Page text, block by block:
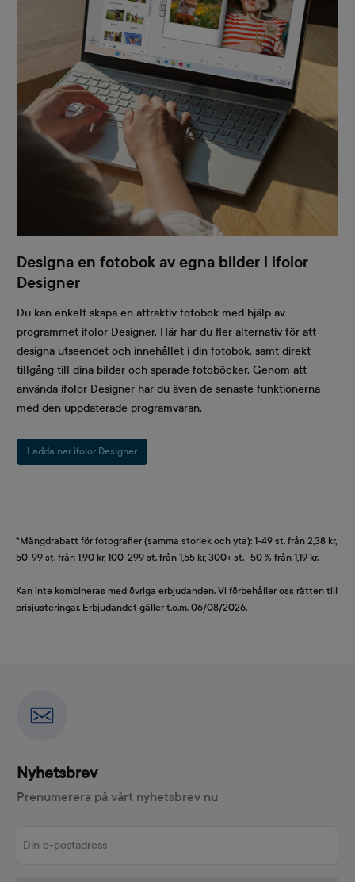
Designa en fotobok av egna bilder i ifolor
Designer
Du kan enkelt skapa en attraktiv fotobok med hjälp av
programmet ifolor Designer. Här har du fler alternativ för att
designa utseendet och innehållet i din fotobok, samt direkt
tillgång till dina bilder och sparade fotoböcker. Genom att
använda ifolor Designer har du även de senaste funktionerna
med den uppdaterade programvaran.
Ladda ner ifolor Designer
*Mängdrabatt för fotografier (samma storlek och yta): 1-49 st. från 2,38 kr,
50-99 st. från 1,90 kr, 100-299 st. från 1,55 kr, 300+ st. -50 % från 1,19 kr.
Kan inte kombineras med övriga erbjudanden. Vi förbehåller oss rätten till
prisjusteringar. Erbjudandet gäller t.o.m. 06/08/2026.
Nyhetsbrev
Prenumerera på vårt nyhetsbrev nu